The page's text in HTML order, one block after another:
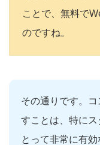
ことで、無料で
のですね。
その通りです。
すことは、特に
とって非常に有